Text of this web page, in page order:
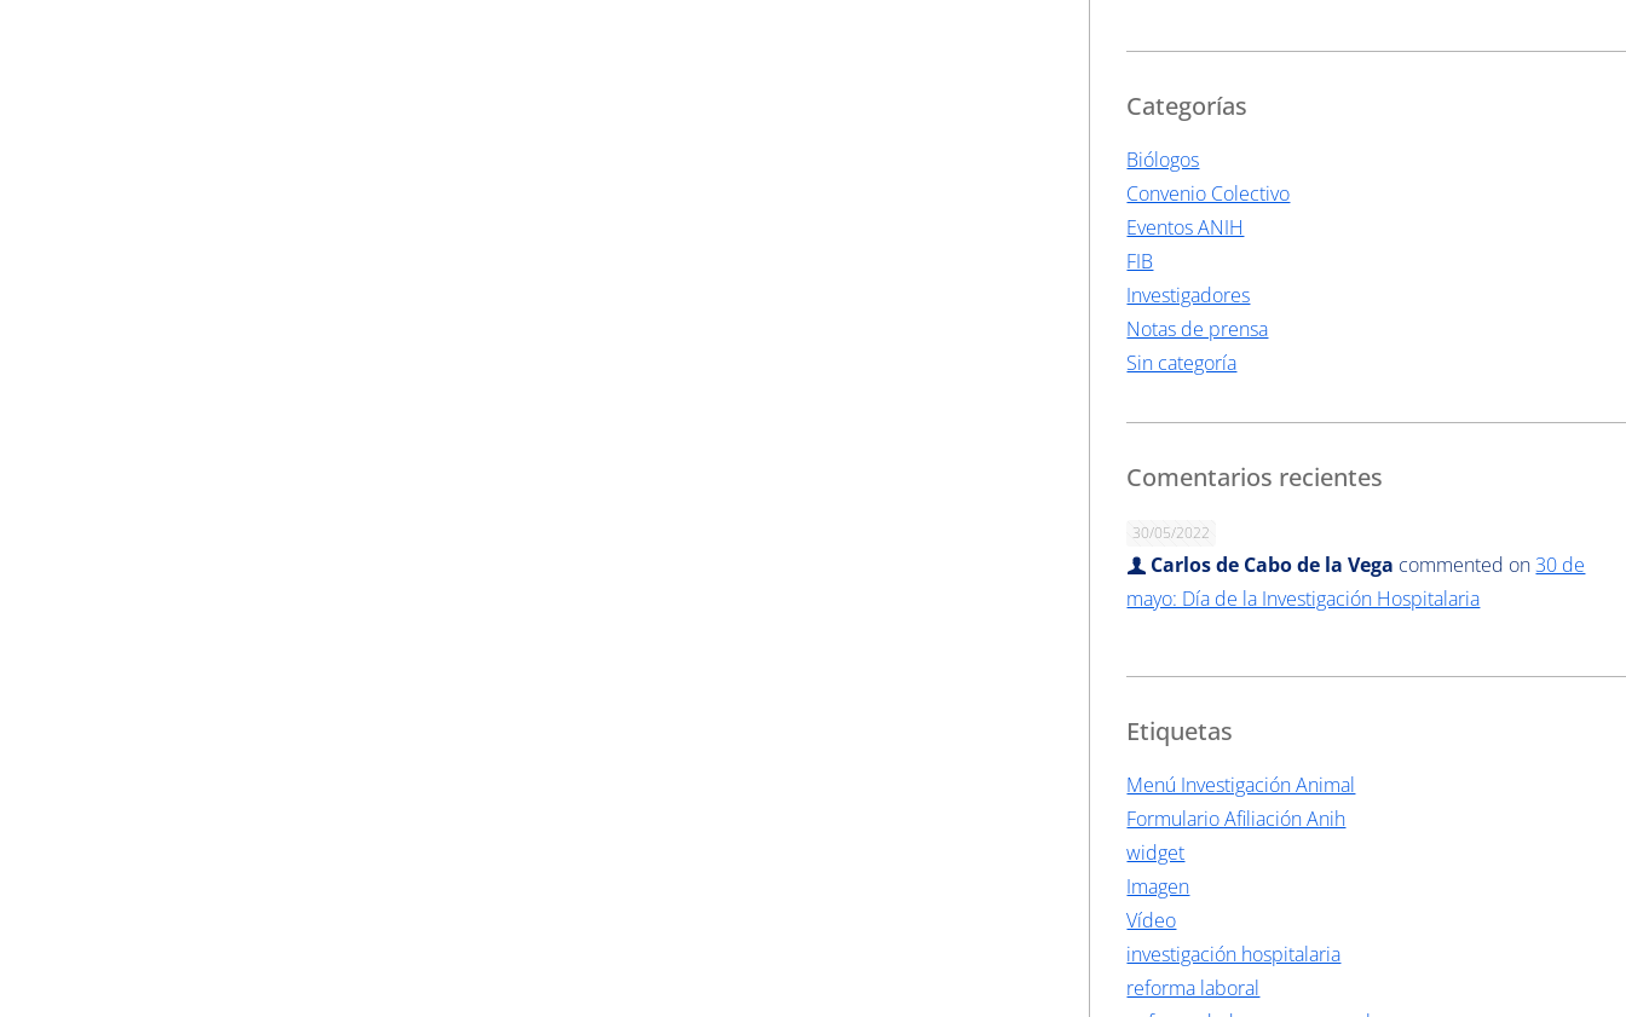
Categorías
Biólogos
Convenio Colectivo
Eventos ANIH
FIB
Investigadores
Notas de prensa
Sin categoría
Comentarios recientes
30/05/2022
Carlos de Cabo de la Vega commented on30 de
mayo: Día de la Investigación Hospitalaria
Etiquetas
Menú Investigación Animal
Formulario Afiliación Anih
widget
Imagen
Vídeo
investigación hospitalaria
reforma laboral